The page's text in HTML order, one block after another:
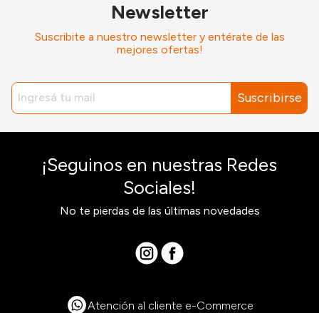
Newsletter
Suscribite a nuestro newsletter y entérate de las
mejores ofertas!
Suscribirse
¡Seguinos en nuestras Redes
Sociales!
No te pierdas de las últimas novedades
Atención al cliente e-Commerce